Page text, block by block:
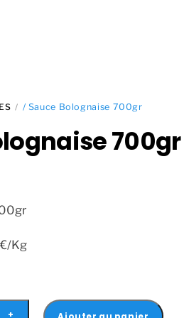
/ Sauce Bolognaise 700gr
700gr
Kg
+